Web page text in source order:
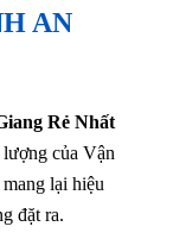
AN
Rẻ Nhất
của Vận
lại hiệu
đặt ra.